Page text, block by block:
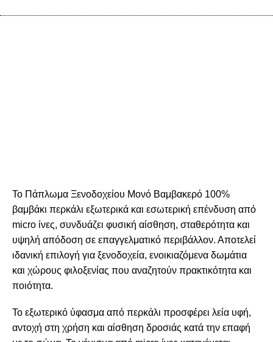
Το Πάπλωμα Ξενοδοχείου Μονό Βαμβακερό 100%
βαμβάκι περκάλι εξωτερικά και εσωτερική επένδυση από
micro ίνες, συνδυάζει φυσική αίσθηση, σταθερότητα και
υψηλή απόδοση σε επαγγελματικό περιβάλλον. Αποτελεί
ιδανική επιλογή για ξενοδοχεία, ενοικιαζόμενα δωμάτια
και χώρους φιλοξενίας που αναζητούν πρακτικότητα και
ποιότητα.
Το εξωτερικό ύφασμα από περκάλι προσφέρει λεία υφή,
αντοχή στη χρήση και αίσθηση δροσιάς κατά την επαφή